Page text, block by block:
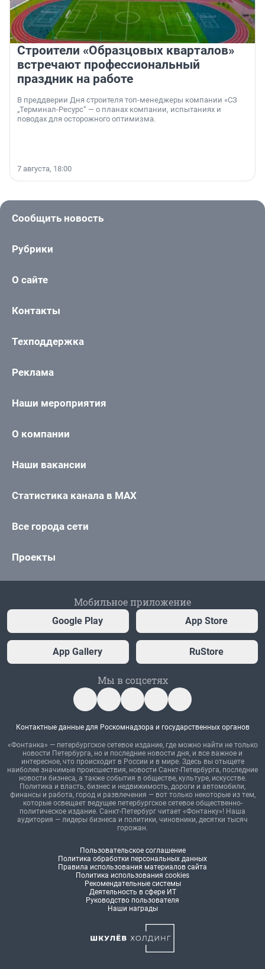
Строители «Образцовых кварталов»
встречают профессиональный
праздник на работе
В преддверии Дня строителя топ-менеджеры компании «СЗ
„Терминал-Ресурс“ — о планах компании, испытаниях и
поводах для осторожного оптимизма.
7 августа, 18:00
Сообщить новость
Рубрики
О сайте
Контакты
Техподдержка
Реклама
Наши мероприятия
О компании
Наши вакансии
Статистика канала в MAX
Все города сети
Проекты
Мобильное приложение
Google Play App Store
App Gallery RuStore
Мы в соцсетях
Контактные данные для Роскомнадзора и государственных органов
«Фонтанка» — петербургское сетевое издание, где можно найти не только
новости Петербурга, но и последние новости дня, и все важное и
интересное, что происходит в России и в мире. Здесь вы отыщете
наиболее значимые происшествия, новости Санкт-Петербурга, последние
новости бизнеса, а также события в обществе, культуре, искусстве.
Политика и власть, бизнес и недвижимость, дороги и автомобили,
финансы и работа, город и развлечения — вот только некоторые из тем,
которые освещает ведущее петербургское сетевое общественно-
политическое издание. Санкт-Петербург читает «Фонтанку»! Наша
аудитория — лидеры бизнеса и политики, чиновники, десятки тысяч
горожан.
Пользовательское соглашение
Политика обработки персональных данных
Правила использования материалов сайта
Политика использования cookies
Рекомендательные системы
Деятельность в сфере ИТ
Руководство пользователя
Наши награды